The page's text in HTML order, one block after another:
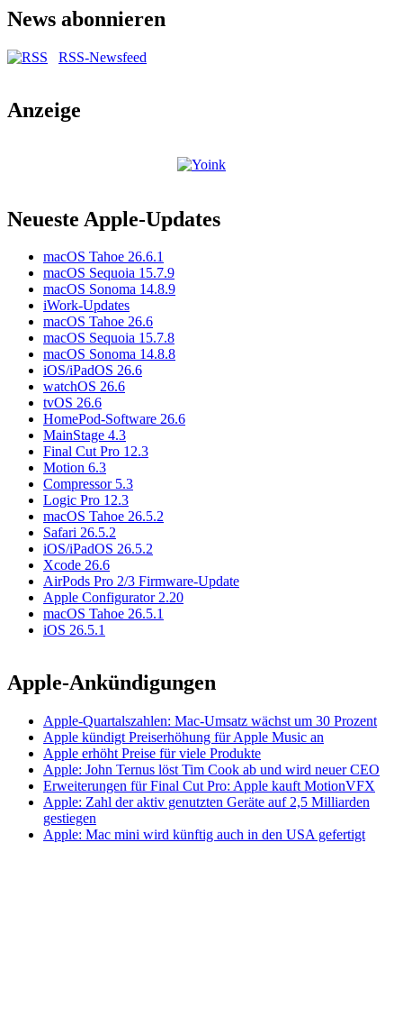
News abonnieren
RSS-Newsfeed
Anzeige
Neueste Apple-Updates
macOS Tahoe 26.6.1
macOS Sequoia 15.7.9
macOS Sonoma 14.8.9
iWork-Updates
macOS Tahoe 26.6
macOS Sequoia 15.7.8
macOS Sonoma 14.8.8
iOS/iPadOS 26.6
watchOS 26.6
tvOS 26.6
HomePod-Software 26.6
MainStage 4.3
Final Cut Pro 12.3
Motion 6.3
Compressor 5.3
Logic Pro 12.3
macOS Tahoe 26.5.2
Safari 26.5.2
iOS/iPadOS 26.5.2
Xcode 26.6
AirPods Pro 2/3 Firmware-Update
Apple Configurator 2.20
macOS Tahoe 26.5.1
iOS 26.5.1
Apple-Ankündigungen
Apple-Quartalszahlen: Mac-Umsatz wächst um 30 Prozent
Apple kündigt Preiserhöhung für Apple Music an
Apple erhöht Preise für viele Produkte
Apple: John Ternus löst Tim Cook ab und wird neuer CEO
Erweiterungen für Final Cut Pro: Apple kauft MotionVFX
Apple: Zahl der aktiv genutzten Geräte auf 2,5 Milliarden
gestiegen
Apple: Mac mini wird künftig auch in den USA gefertigt